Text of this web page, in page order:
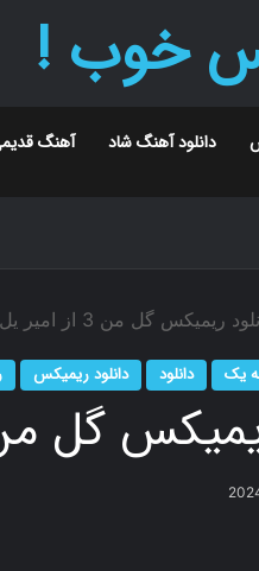
خوب !
دانلود آهنگ شاد آهنگ
ریمیکس گل من 3 از امیر یل
یک دانلود دانلود ریمیکس
گل من 3 از امیر